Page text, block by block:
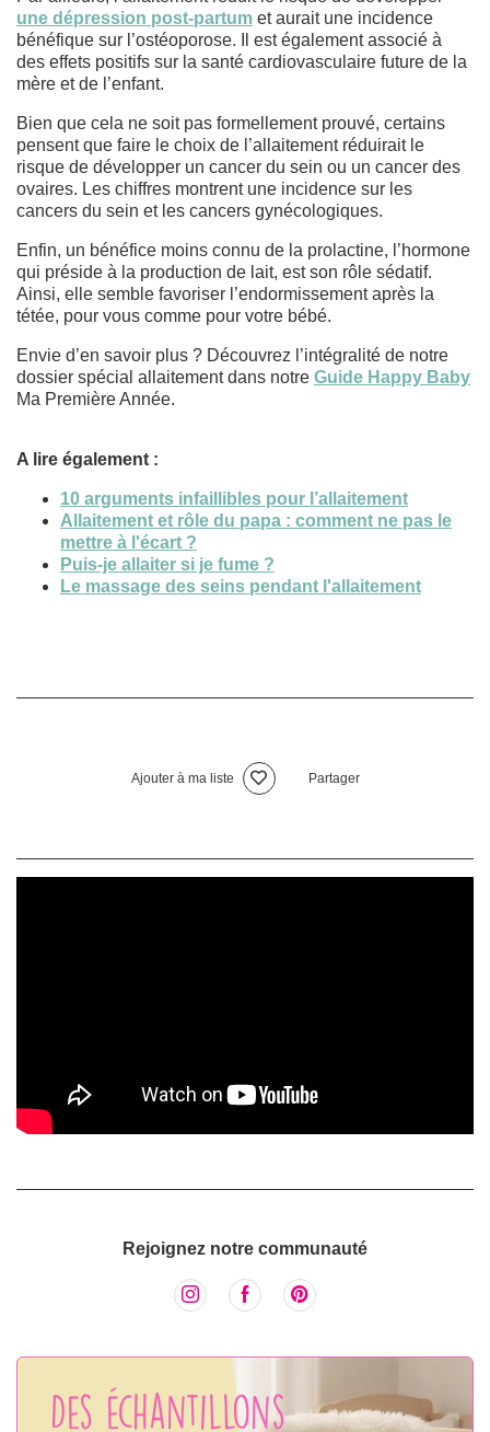
une dépression post-partum et aurait une incidence
bénéfique sur l’ostéoporose. Il est également associé à
des effets positifs sur la santé cardiovasculaire future de la
mère et de l’enfant.
Bien que cela ne soit pas formellement prouvé, certains
pensent que faire le choix de l’allaitement réduirait le
risque de développer un cancer du sein ou un cancer des
ovaires. Les chiffres montrent une incidence sur les
cancers du sein et les cancers gynécologiques.
Enfin, un bénéfice moins connu de la prolactine, l’hormone
qui préside à la production de lait, est son rôle sédatif.
Ainsi, elle semble favoriser l’endormissement après la
tétée, pour vous comme pour votre bébé.
Envie d’en savoir plus ? Découvrez l’intégralité de notre
dossier spécial allaitement dans notre Guide Happy Baby
Ma Première Année.
A lire également :
10 arguments infaillibles pour l’allaitement
Allaitement et rôle du papa : comment ne pas le
mettre à l'écart ?
Puis-je allaiter si je fume ?
Le massage des seins pendant l'allaitement
Ajouter à ma liste Partager
Rejoignez notre communauté
Des échantillons